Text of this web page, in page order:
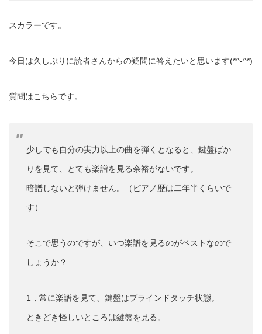
スカラーです。
今日は久しぶりに読者さんからの疑問に答えたいと思います(*^-^*)
質問はこちらです。
少しでも自分の実力以上の曲を弾くとなると、鍵盤ばか
りを見て、とても楽譜を見る余裕がないです。
暗譜しないと弾けません。（ピアノ歴は二年半くらいで
す）
そこで思うのですが、いつ楽譜を見るのがベストなので
しょうか？
1，常に楽譜を見て、鍵盤はブラインドタッチ状態。
ときどき怪しいところは鍵盤を見る。